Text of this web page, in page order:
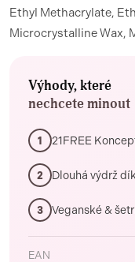
Ethyl Methacrylate,
Microcrystalline Wax,
Výhody, které
nechcete minout
1 21FREE
2 Dlouhá výdrž
3 Veganské &
EAN